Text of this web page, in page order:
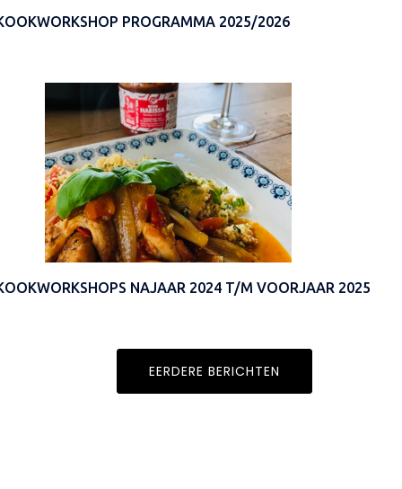
PROGRAMMA 2025/2026
NAJAAR 2024 T/M VOORJAAR 2025
EERDERE BERICHTEN